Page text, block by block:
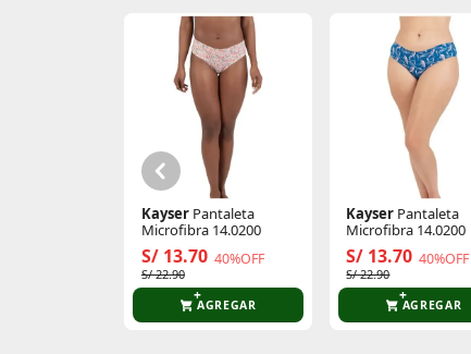
Kayser Pantaleta
Microfibra 14.0200
S/ 13.70 40%OFF
S/ 22.90
AGREGAR
Kayser Pantaleta
Microfibra 14.0200
S/ 13.70 40%OFF
S/ 22.90
AGREGAR